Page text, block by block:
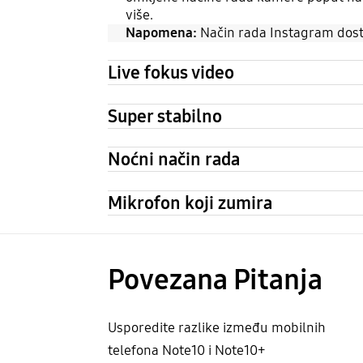
više.
Napomena: Način rada Instagram
Live fokus video
Super stabilno
Noćni način rada
Mikrofon koji zumira
Povezana Pitanja
Usporedite razlike između mobilnih
telefona Note10 i Note10+